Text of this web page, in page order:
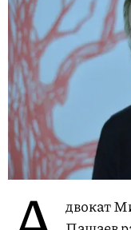
двокат